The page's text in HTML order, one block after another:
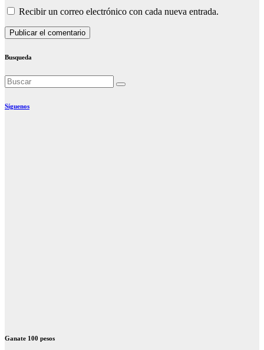
Recibir un correo electrónico con cada nueva entrada.
Busqueda
Síguenos
Ganate 100 pesos